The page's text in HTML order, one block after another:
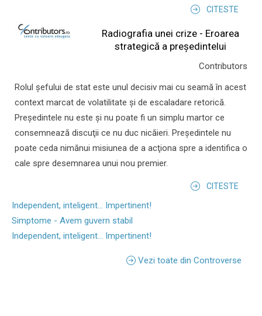
CITESTE
Radiografia unei crize - Eroarea
strategică a președintelui
Contributors
Rolul şefului de stat este unul decisiv mai cu seamă în acest
context marcat de volatilitate şi de escaladare retorică.
Preşedintele nu este şi nu poate fi un simplu martor ce
consemnează discuţii ce nu duc nicăieri. Preşedintele nu
poate ceda nimănui misiunea de a acţiona spre a identifica o
cale spre desemnarea unui nou premier.
CITESTE
Independent, inteligent... Impertinent!
Simptome - Avem guvern stabil
Independent, inteligent... Impertinent!
Vezi toate din Controverse